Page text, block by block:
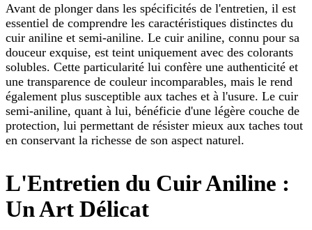
Avant de plonger dans les spécificités de l'entretien, il est
essentiel de comprendre les caractéristiques distinctes du
cuir aniline et semi-aniline. Le cuir aniline, connu pour sa
douceur exquise, est teint uniquement avec des colorants
solubles. Cette particularité lui confère une authenticité et
une transparence de couleur incomparables, mais le rend
également plus susceptible aux taches et à l'usure. Le cuir
semi-aniline, quant à lui, bénéficie d'une légère couche de
protection, lui permettant de résister mieux aux taches tout
en conservant la richesse de son aspect naturel.
L'Entretien du Cuir Aniline :
Un Art Délicat